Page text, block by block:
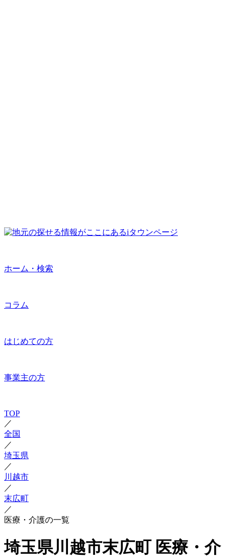
ホーム・検索
コラム
はじめての方
事業主の方
TOP
／
全国
／
埼玉県
／
川越市
／
末広町
／
医療・介護の一覧
埼玉県川越市末広町 医療・介